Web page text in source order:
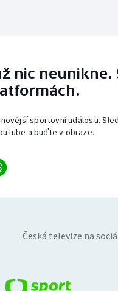
nic neunikne.
sportovní události.
a buďte v obraze.
Česká televize na